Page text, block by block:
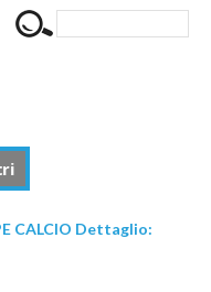
CALCIO Dettaglio: